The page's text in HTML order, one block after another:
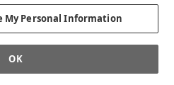
な人が、僕らに声をかけてく
ました。
大・芸大出身者がSNSを通じて
My Personal Information
OK